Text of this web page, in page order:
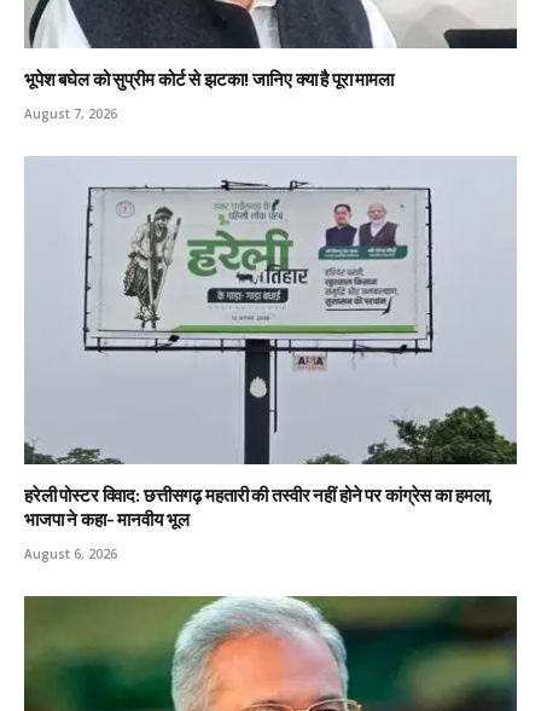
भूपेश बघेल को सुप्रीम कोर्ट से झटका! जानिए क्या है पूरा मामला
August 7, 2026
हरेली पोस्टर विवाद: छत्तीसगढ़ महतारी की तस्वीर नहीं होने पर कांग्रेस का हमला,
भाजपा ने कहा- मानवीय भूल
August 6, 2026